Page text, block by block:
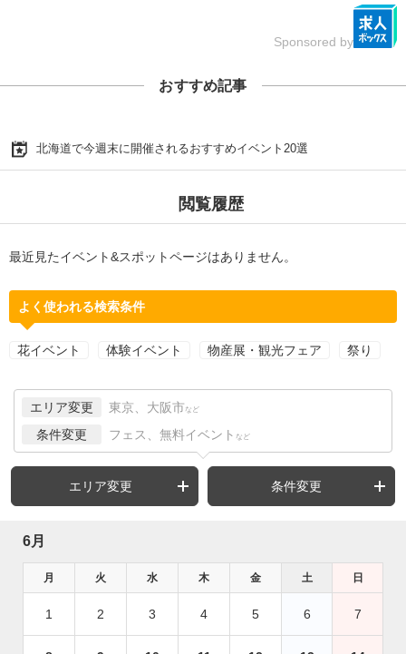
Sponsored by
おすすめ記事
北海道で今週末に開催されるおすすめイベント20選
閲覧履歴
最近見たイベント&スポットページはありません。
よく使われる検索条件
花イベント 体験イベント 物産展・観光フェア 祭り
エリア変更 東京、大阪市 など
条件変更 フェス、無料イベント など
エリア変更 条件変更
6月
月 火 水 木 金 土 日
1 2 3 4 5 6 7